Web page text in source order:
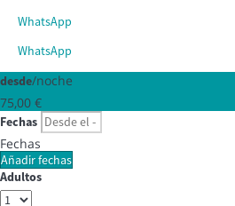
WhatsApp
WhatsApp
desde/noche
75,00 €
Fechas
Fechas
Añadir fechas
Adultos